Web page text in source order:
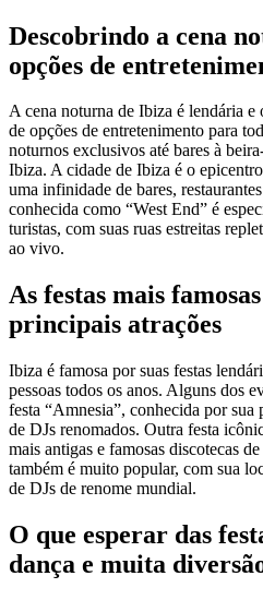
Descobrindo a cena
opções de
A cena noturna de Ibiza é lendária e
de opções de entretenimento para
noturnos exclusivos até bares à
Ibiza. A cidade de Ibiza é o
uma infinidade de bares,
conhecida como “West End” é
turistas, com suas ruas estreitas
ao vivo.
As festas mais
principais atrações
Ibiza é famosa por suas festas
pessoas todos os anos. Alguns dos
festa “Amnesia”, conhecida por
de DJs renomados. Outra festa
mais antigas e famosas discotecas
também é muito popular, com sua
de DJs de renome mundial.
O que esperar das
dança e muita